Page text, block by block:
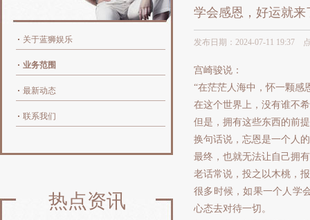
关于蓝狮娱乐
业务范围
最新动态
联系我们
热点资讯
学会感恩，好运就来
发布日期：2024-07-11 19:37
宫崎骏说：
“在茫茫人海中，怀一颗感
在这个世界上，没有谁不
但是，拥有这些东西的前
换句话说，忘恩是一个人
最终，也就无法让自己拥
老话常说，投之以木桃，
很多时候，如果一个人学
心态去对待一切。